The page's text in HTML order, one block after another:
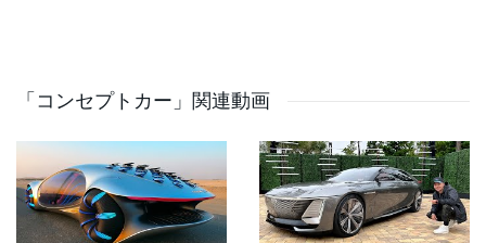
「コンセプトカー」関連動画